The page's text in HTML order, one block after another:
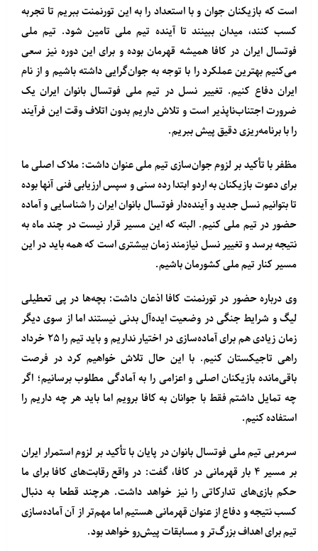
است که بازیکنان جوان و با استعداد را به این تورنمنت ببریم تا تجربه
کسب کنند، میدان ببینند تا آینده تیم ملی تامین شود. تیم ملی
فوتسال ایران در کافا همیشه قهرمان بوده و برای این دوره نیز سعی
می‌کنیم بهترین عملکرد را با توجه به جوان‌گرایی داشته باشیم و از نام
ایران دفاع کنیم. تغییر نسل در تیم ملی فوتسال بانوان ایران یک
ضرورت اجتناب‌ناپذیر است و تلاش داریم بدون اتلاف وقت این فرآیند
را با برنامه‌ریزی دقیق پیش ببریم.
مظفر با تأکید بر لزوم جوان‌سازی تیم ملی عنوان داشت: ملاک اصلی ما
برای دعوت بازیکنان به اردو ابتدا رده سنی و سپس ارزیابی فنی آنها بوده
تا بتوانیم نسل جدید و آینده‌دار فوتسال بانوان ایران را شناسایی و آماده
حضور در تیم ملی کنیم. البته که این مسیر قرار نیست در چند ماه به
نتیجه برسد و تغییر نسل نیازمند زمان بیشتری است که همه باید در این
مسیر کنار تیم ملی کشورمان باشیم.
وی درباره حضور در تورنمنت کافا اذعان داشت: بچه‌ها در پی تعطیلی
لیگ و شرایط جنگی در وضعیت ایده‌آل بدنی نیستند اما از سوی دیگر
زمان زیادی هم برای آماده‌سازی در اختیار نداریم و باید تیم را ۲۵ خرداد
راهی تاجیکستان کنیم. با این حال تلاش خواهیم کرد در فرصت
باقی‌مانده بازیکنان اصلی و اعزامی را به آمادگی مطلوب برسانیم؛ اگر
چه تمایل داشتم فقط با جوانان به کافا برویم اما باید هر چه داریم را
استفاده کنیم.
سرمربی تیم ملی فوتسال بانوان در پایان با تأکید بر لزوم استمرار ایران
بر مسیر ۴ بار قهرمانی در کافا، گفت: در واقع رقابت‌های کافا برای ما
حکم بازی‌های تدارکاتی را نیز خواهد داشت. هرچند قطعا به دنبال
کسب نتیجه و دفاع از عنوان قهرمانی هستیم اما مهم‌تر از آن آماده‌سازی
تیم برای اهداف بزرگ‌تر و مسابقات پیش‌رو خواهد بود.